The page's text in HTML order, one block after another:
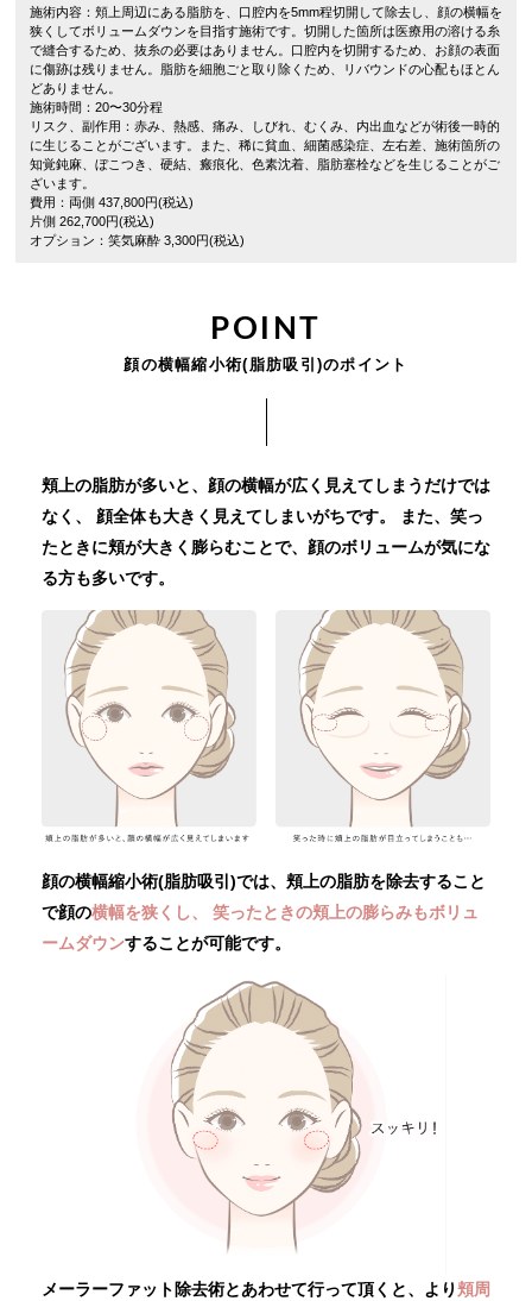
施術内容：頬上周辺にある脂肪を、口腔内を5mm程切開して除去し、顔の横幅を
狭くしてボリュームダウンを目指す施術です。切開した箇所は医療用の溶ける糸
で縫合するため、抜糸の必要はありません。口腔内を切開するため、お顔の表面
に傷跡は残りません。脂肪を細胞ごと取り除くため、リバウンドの心配もほとん
どありません。
施術時間：20〜30分程
リスク、副作用：赤み、熱感、痛み、しびれ、むくみ、内出血などが術後一時的
に生じることがございます。また、稀に貧血、細菌感染症、左右差、施術箇所の
知覚鈍麻、ぼこつき、硬結、瘢痕化、色素沈着、脂肪塞栓などを生じることがご
ざいます。
費用：両側 437,800円(税込)
片側 262,700円(税込)
オプション：笑気麻酔 3,300円(税込)
POINT
顔の横幅縮小術(脂肪吸引)のポイント
頬上の脂肪が多いと、顔の横幅が広く見えてしまうだけでは
なく、
顔全体も大きく見えてしまいがちです。
また、笑っ
たときに頬が大きく膨らむことで、顔のボリュームが気にな
る方も多いです。
顔の横幅縮小術(脂肪吸引)では、頬上の脂肪を除去すること
で顔の横幅を狭くし、
笑ったときの頬上の膨らみもボリュ
ームダウンすることが可能です。
メーラーファット除去術とあわせて行って頂くと、より頬周